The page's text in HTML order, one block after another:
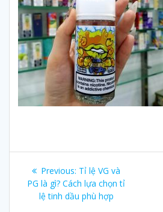
Post
navigation
Previous: Previous
post:
Tỉ lệ VG và
PG là gì? Cách lựa chọn tỉ
lệ tinh dầu phù hợp